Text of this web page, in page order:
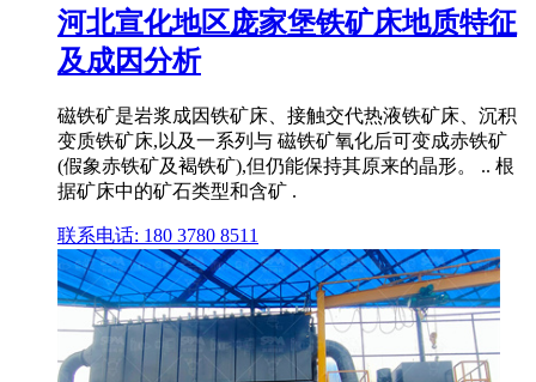
河北宣化地区庞家堡铁矿床地质特征
及成因分析
磁铁矿是岩浆成因铁矿床、接触交代热液铁矿床、沉积
变质铁矿床,以及一系列与 磁铁矿氧化后可变成赤铁矿
(假象赤铁矿及褐铁矿),但仍能保持其原来的晶形。 .. 根
据矿床中的矿石类型和含矿 .
联系电话: 180 3780 8511